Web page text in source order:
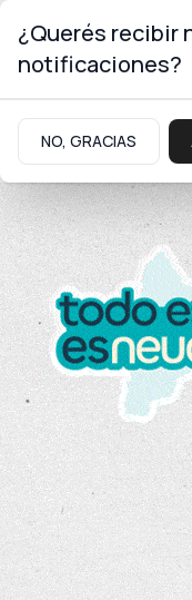
Educación
Inversión
Se abrieron
19 de
¿Querés recibir
notificaciones?
NO, GRACIAS